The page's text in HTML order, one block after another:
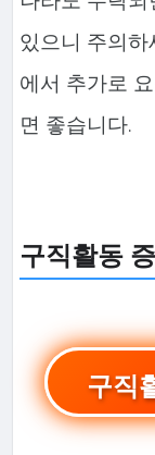
있으니 주의하
에서 추가로
면 좋습니다.
구직활동
구직